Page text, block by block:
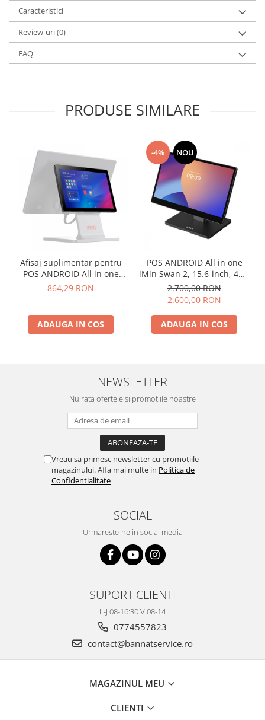
Caracteristici
Review-uri(0)
FAQ
PRODUSE SIMILARE
Afisaj suplimentar pentru
POS ANDROID All in one
iMin Swan 1
864,29 RON
ADAUGA IN COS
-4% NOU
POS ANDROID All in one
iMin Swan 2, 15.6-inch, 4GB
RAM, 64GB ROM, Android
13
2.700,00 RON
2.600,00 RON
ADAUGA IN COS
NEWSLETTER
Nu rata ofertele si promotiile noastre
Vreau sa primesc newsletter cu promotiile
magazinului. Afla mai multe in Politica de
Confidentialitate
SOCIAL
Urmareste-ne in social media
SUPORT CLIENTI
L-J 08-16:30 V 08-14
0774557823
contact@bannatservice.ro
MAGAZINUL MEU
CLIENTI